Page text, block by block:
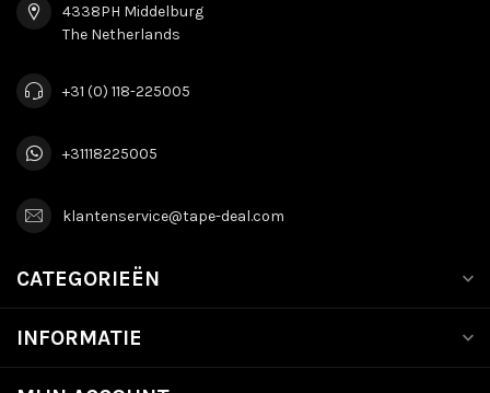
4338PH Middelburg
The Netherlands
+31 (0) 118-225005
+31118225005
klantenservice@tape-deal.com
CATEGORIEËN
INFORMATIE